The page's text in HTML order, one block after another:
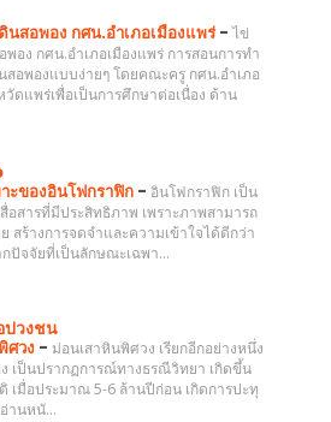
นสอพอง กศน.อำเภอเมืองแพร่-ไข่
พอง กศน.อำเภอเมืองแพร่ การสอนการทำ
สอพองแบบง่ายๆ โดยคณะครู กศน.อำเภอ
วัดแพร่เพื่อเป็นการศึกษาต่อเนื่อง ด้าน
ะของอินโฟกราฟิก - อินโฟกราฟิก เป็น
อสารที่มีประสิทธิภาพ เพราะภาพสามารถ
สร้างการจดจำและความเข้าใจได้ดีกว่า
ปัจจัยที่เป็นลักษณะเฉพา...
ปวงชน
ศวง - ม่อนเสาหินพิศวง เรียกอีกอย่างหนึ่ง
เป็นปรากฏการณ์ทางธรณีวิทยา เกิดขึ้น
เมื่อประมาณ 5-6 ล้านปีก่อน เกิดการปะทุ
านหนั...